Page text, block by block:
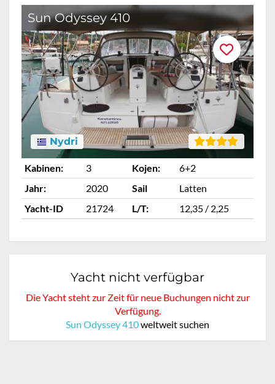
Sun Odyssey 410
Nydri
Kabinen: 3 Kojen:
6+2
Jahr:
2020 Sail
Latten
Yacht-ID
21724 L/T: 12,35 / 2,25
Yacht nicht verfügbar
Die Yacht steht zur Zeit für neue Buchungen nicht zur
Verfügung.
Sun Odyssey 410weltweit suchen